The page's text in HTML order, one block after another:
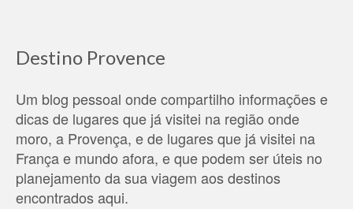
Destino Provence
Um blog pessoal onde compartilho informações e
dicas de lugares que já visitei na região onde
moro, a Provença, e de lugares que já visitei na
França e mundo afora, e que podem ser úteis no
planejamento da sua viagem aos destinos
encontrados aqui.